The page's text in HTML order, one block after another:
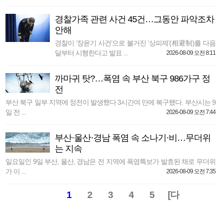
경찰가족 관련 사건 45건…그동안 파악조차
안해
경찰이 ‘장윤기 사건’으로 불거진 ‘상피제’(相避制)를 다음
달부터 시행한다고 발표 ...
2026-08-09 오전 8:11
까마귀 탓?…폭염 속 부산 북구 986가구 정
전
부산 북구 일부 지역에 정전이 발생했다 3시간여 만에 복구됐다. 부산시는 9
일 전 ...
2026-08-09 오전 7:44
부산·울산·경남 폭염 속 소나기·비…무더위
는 지속
일요일인 9일 부산, 울산, 경남은 전 지역에 폭염특보가 발효된 채로 무더위
가 이 ...
2026-08-09 오전 7:35
1 2 3 4 5
[다